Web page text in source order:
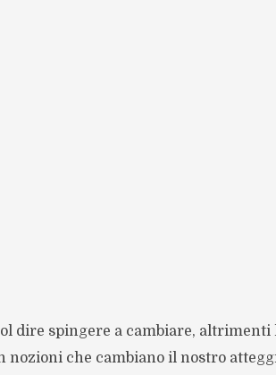
dire spingere a cambiare, altrimenti
nozioni che cambiano il nostro